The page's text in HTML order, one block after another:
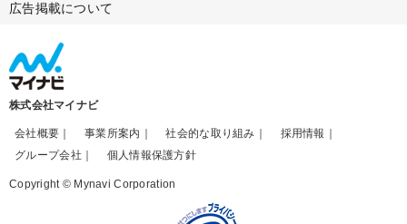
広告掲載について
株式会社マイナビ
会社概要 事業所案内 社会的な取り組み
採用情報
グループ会社
個人情報保護方針
Copyright © Mynavi Corporation